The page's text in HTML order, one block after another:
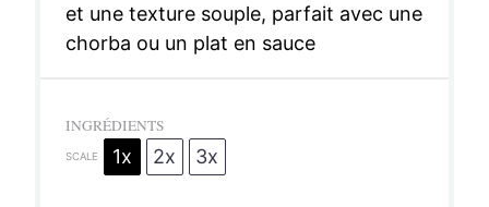
et une texture souple, parfait avec une
chorba ou un plat en sauce
INGRÉDIENTS
SCALE 1x 2x 3x